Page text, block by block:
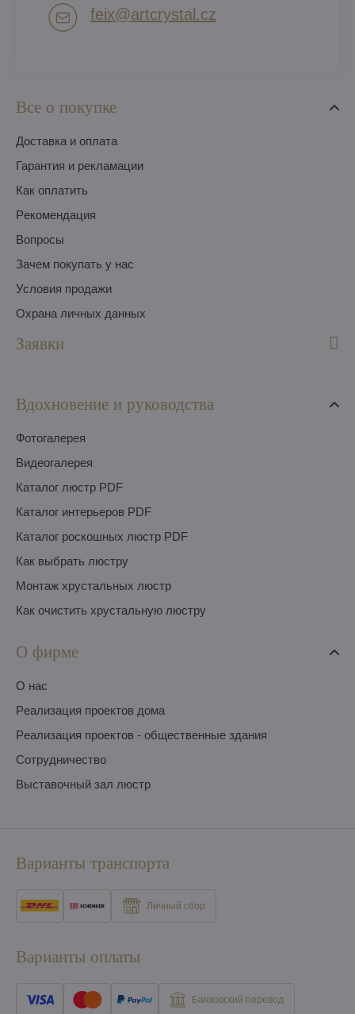
Все о покупке
Доставка и оплата
Гарантия и рекламации
Как оплатить
Pекомендация
Вопросы
Зачем покупать у нас
Условия продажи
Охрана личных данных
Заявки
Вдохновение и руководства
Фотогалерея
Видеогалерея
Каталог люстр PDF
Каталог интерьеров PDF
Каталог роскошных люстр PDF
Как выбрать люстру
Монтаж хрустальных люстр
Как очистить хрустальную люстру
О фирме
O нас
Pеализация проектов дома
Pеализация проектов - общественные здания
Сотрудничество
Выставочный зал люстр
feix​@artcrystal​.cz
Варианты транспорта
Личный сбор
Варианты оплаты
Банковский перевод